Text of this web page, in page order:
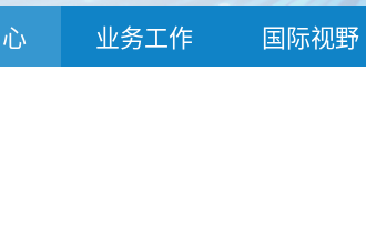
业务工作 国际视野